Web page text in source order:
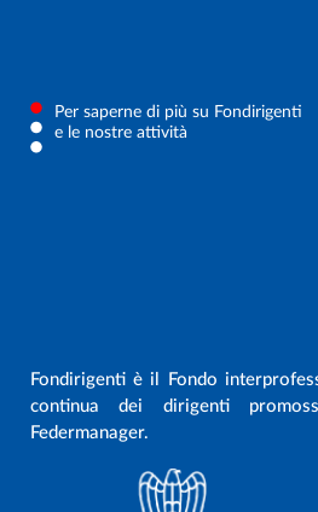
Per saperne di più su Fondirigenti
e le nostre attività
Fondirigenti è il Fondo
continua dei dirigenti
Federmanager.